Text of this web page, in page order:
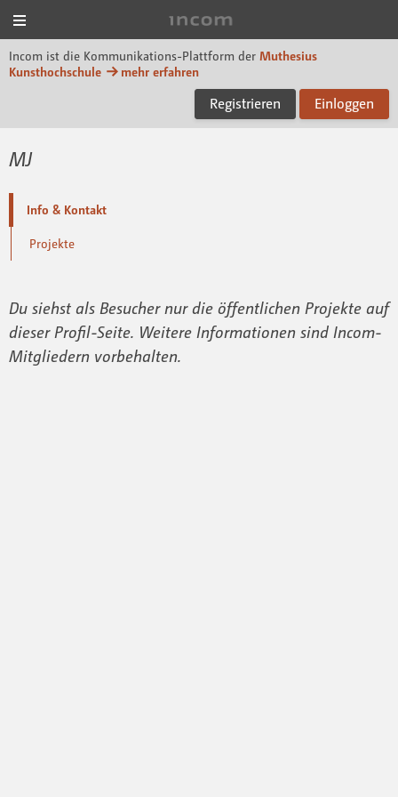
Incom ist die Kommunikations-Plattform der Muthesius
Kunsthochschule
mehr erfahren
Registrieren Einloggen
MJ
Info & Kontakt
Projekte
Du siehst als Besucher nur die öffentlichen Projekte auf
dieser Profil-Seite. Weitere Informationen sind Incom-
Mitgliedern vorbehalten.